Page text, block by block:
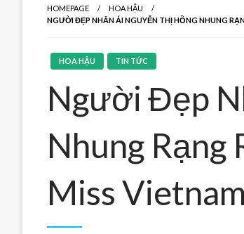
HOMEPAGE
HOA HẬU
NGƯỜI ĐẸP NHÂN ÁI NGUYỄN THỊ HỒNG NHUNG
HOA HẬU TIN TỨC
Người Đẹp
Nhung Rạng
Miss